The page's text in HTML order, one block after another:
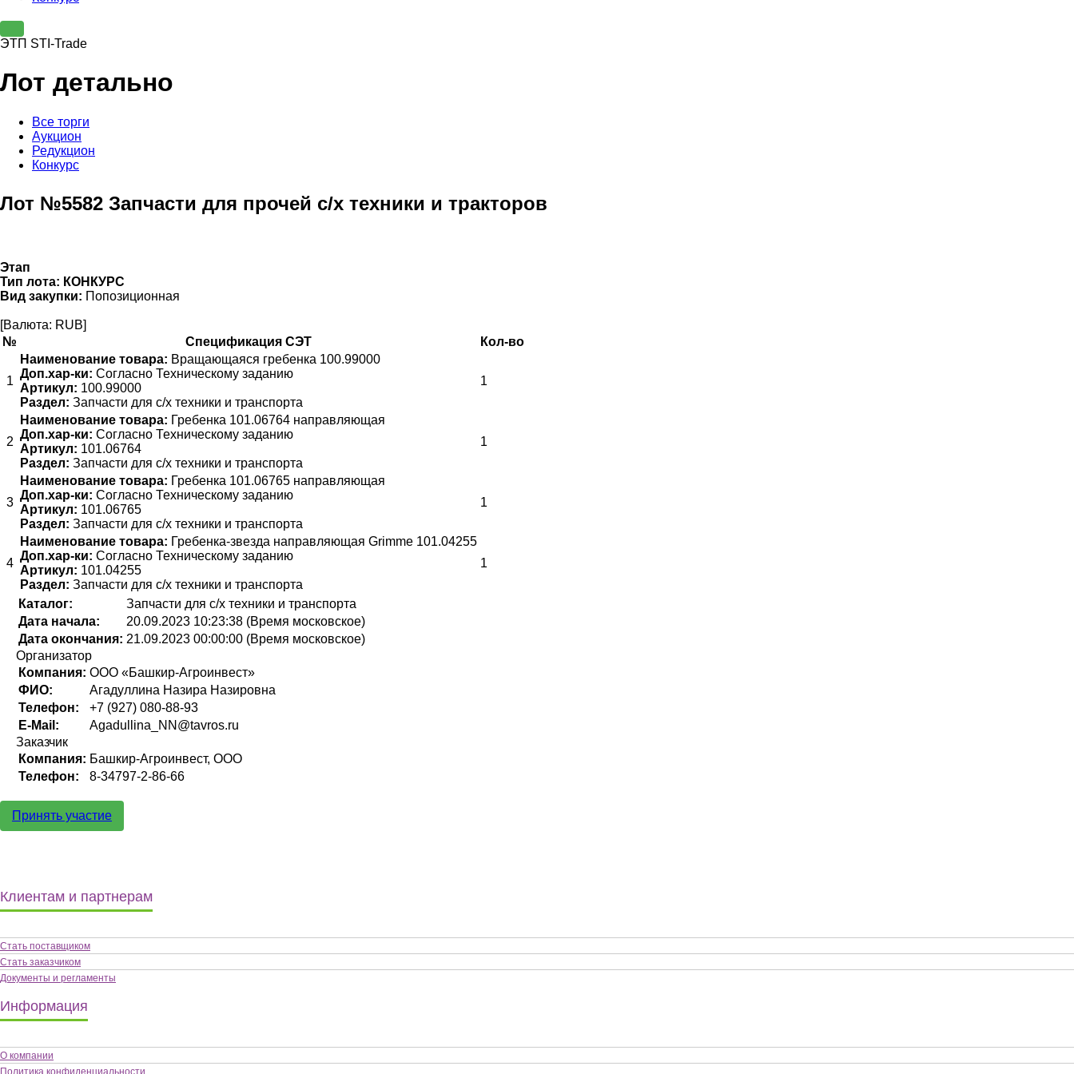
ЭТП STI-Trade
Лот детально
Все торги
Аукцион
Редукцион
Конкурс
Лот №5582 Запчасти для прочей с/х техники и тракторов
Этап
Тип лота: КОНКУРС
Вид закупки: Попозиционная
[Валюта: RUB]
№
Спецификация СЭТ Кол-во
1
Наименование товара: Вращающаяся гребенка 100.99000
Доп.хар-ки: Согласно Техническому заданию
Артикул: 100.99000
Раздел: Запчасти для с/х техники и транспорта
1
2
Наименование товара: Гребенка 101.06764 направляющая
Доп.хар-ки: Согласно Техническому заданию
Артикул: 101.06764
Раздел: Запчасти для с/х техники и транспорта
1
3
Наименование товара: Гребенка 101.06765 направляющая
Доп.хар-ки: Согласно Техническому заданию
Артикул: 101.06765
Раздел: Запчасти для с/х техники и транспорта
1
4
Наименование товара: Гребенка-звезда направляющая Grimme 101.04255
Доп.хар-ки: Согласно Техническому заданию
Артикул: 101.04255
Раздел: Запчасти для с/х техники и транспорта
1
Каталог:
Запчасти для с/х техники и транспорта
Дата начала:
20.09.2023 10:23:38 (Время московское)
Дата окончания: 21.09.2023 00:00:00 (Время московское)
Организатор
Компания: ООО «Башкир-Агроинвест»
ФИО:
Агадуллина Назира Назировна
Телефон:
+7 (927) 080-88-93
E-Mail:
Agadullina_NN@tavros.ru
Заказчик
Компания: Башкир-Агроинвест, ООО
Телефон:
8-34797-2-86-66
Принять участие
Клиентам и партнерам
Стать поставщиком
Стать заказчиком
Документы и регламенты
Информация
О компании
Политика конфиденциальности